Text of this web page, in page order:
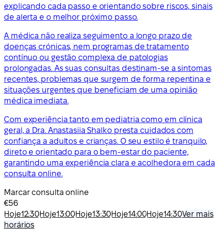
explicando cada passo e orientando sobre riscos, sinais
de alerta e o melhor próximo passo.
A médica não realiza seguimento a longo prazo de
doenças crónicas, nem programas de tratamento
contínuo ou gestão complexa de patologias
prolongadas. As suas consultas destinam-se a sintomas
recentes, problemas que surgem de forma repentina e
situações urgentes que beneficiam de uma opinião
médica imediata.
Com experiência tanto em pediatria como em clínica
geral, a Dra. Anastasiia Shalko presta cuidados com
confiança a adultos e crianças. O seu estilo é tranquilo,
direto e orientado para o bem-estar do paciente,
garantindo uma experiência clara e acolhedora em cada
consulta online.
Marcar consulta online
€56
Hoje12:30Hoje13:00Hoje13:30Hoje14:00Hoje14:30Ver mais
horários